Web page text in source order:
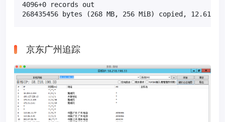
4096+0 records out
268435456 bytes (268 MB, 256 MiB) copied, 12.6191
京东广州追踪